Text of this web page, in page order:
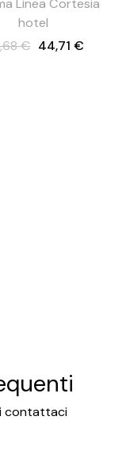
Linea Cortesia
hotel
€ 44,71 €
contattaci